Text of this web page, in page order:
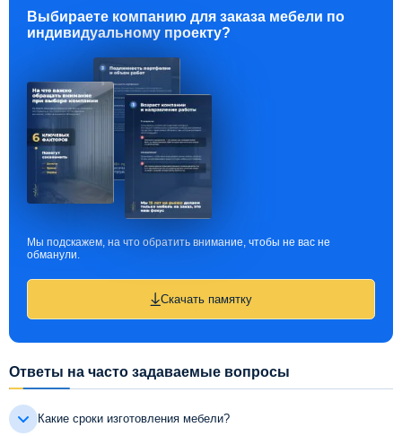
Выбираете компанию для заказа мебели по
индивидуальному проекту?
Мы подскажем, на что обратить внимание, чтобы не вас не
обманули.
Скачать памятку
Ответы на часто задаваемые вопросы
Какие сроки изготовления мебели?